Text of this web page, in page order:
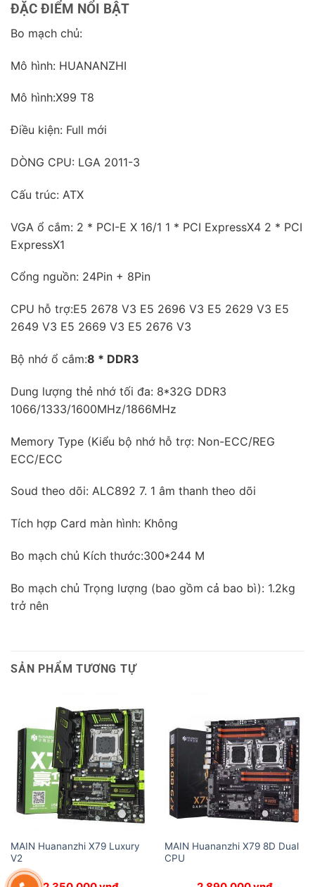
ĐẶC ĐIỂM NỔI BẬT
Bo mạch chủ:
Mô hình: HUANANZHI
Mô hình:X99 T8
Điều kiện: Full mới
DÒNG CPU: LGA 2011-3
Cấu trúc: ATX
VGA ổ cắm: 2 * PCI-E X 16/1 1 * PCI ExpressX4 2 * PCI
ExpressX1
Cổng nguồn: 24Pin + 8Pin
CPU hỗ trợ:E5 2678 V3 E5 2696 V3 E5 2629 V3 E5
2649 V3 E5 2669 V3 E5 2676 V3
Bộ nhớ ổ cắm:8 * DDR3
Dung lượng thẻ nhớ tối đa: 8*32G DDR3
1066/1333/1600MHz/1866MHz
Memory Type (Kiểu bộ nhớ hỗ trợ: Non-ECC/REG
ECC/ECC
Soud theo dõi: ALC892 7. 1 âm thanh theo dõi
Tích hợp Card màn hình: Không
Bo mạch chủ Kích thước:300*244 M
Bo mạch chủ Trọng lượng (bao gồm cả bao bì): 1.2kg
trở nên
SẢN PHẨM TƯƠNG TỰ
MAIN Huananzhi X79 Luxury
V2
MAIN Huananzhi X79 8D Dual
CPU